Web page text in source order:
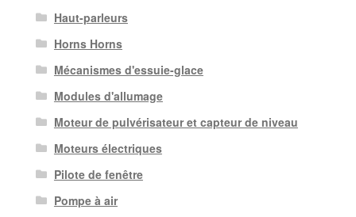
Haut-parleurs
Horns Horns
Mécanismes d'essuie-glace
Modules d'allumage
Moteur de pulvérisateur et capteur de niveau
Moteurs électriques
Pilote de fenêtre
Pompe à air